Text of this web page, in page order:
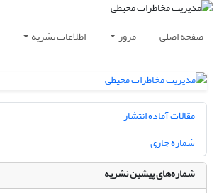
صفحه اصلی مرور اطلاعات نشریه
مقالات آماده انتشار
شماره جاری
شماره‌های پیشین نشریه